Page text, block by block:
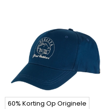
60% Korting Op Originele